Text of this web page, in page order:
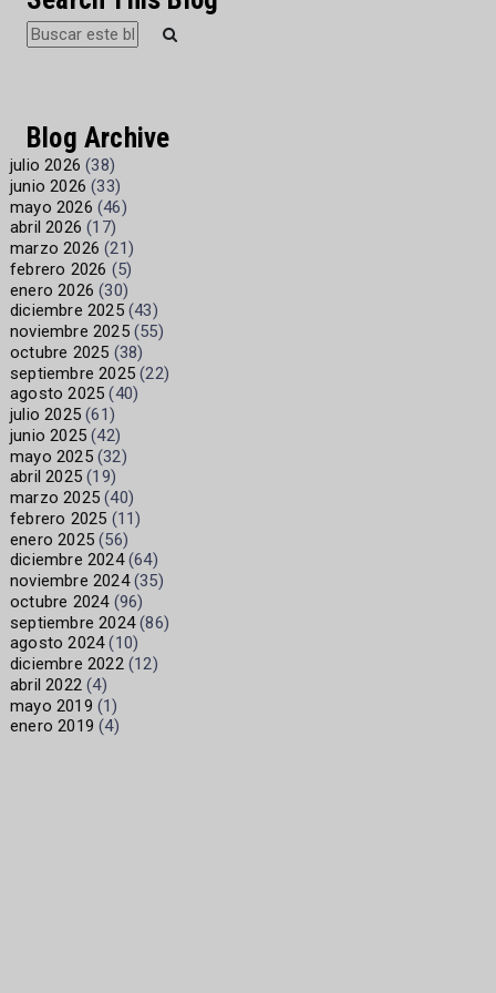
Blog Archive
julio 2026 (38)
junio 2026 (33)
mayo 2026 (46)
abril 2026 (17)
marzo 2026 (21)
febrero 2026 (5)
enero 2026 (30)
diciembre 2025(43)
noviembre 2025(55)
octubre 2025 (38)
septiembre 2025 (22)
agosto 2025 (40)
julio 2025 (61)
junio 2025 (42)
mayo 2025(32)
abril 2025 (19)
marzo 2025 (40)
febrero 2025 (11)
enero 2025 (56)
diciembre 2024(64)
noviembre 2024(35)
octubre 2024(96)
septiembre 2024(86)
agosto 2024(10)
diciembre 2022(12)
abril 2022 (4)
mayo 2019 (1)
enero 2019 (4)